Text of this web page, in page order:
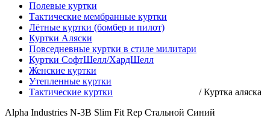
Полевые куртки
Тактические мембранные куртки
Лётные куртки (бомбер и пилот)
Куртки Аляски
Повседневные куртки в стиле милитари
Куртки СофтШелл/ХардШелл
Женские куртки
Утепленные куртки
Тактические куртки
/Куртка аляска
Alpha Industries N-3B Slim Fit Rep Стальной Синий